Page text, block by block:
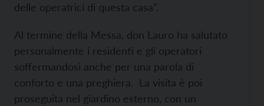
delle operatrici di questa casa”.
Al termine della Messa, don Lauro ha salutato
personalmente i residenti e gli operatori
soffermandosi anche per una parola di
conforto e una preghiera. La visita è poi
proseguita nel giardino esterno, con un